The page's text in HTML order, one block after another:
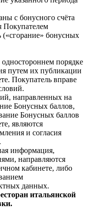
с бонусного счёта
Покупателем
(«сгорание» бонусных
порядке
путем их публикации
Покупатель вправе
направленных на
Бонусных баллов,
Бонусных баллов
являются
и согласия
информация,
направляются
кабинете, либо
данных.
итальянской